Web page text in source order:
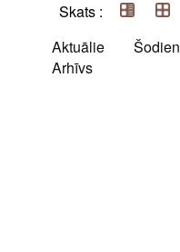
Skats :
Aktuālie
Šodien
Arhīvs